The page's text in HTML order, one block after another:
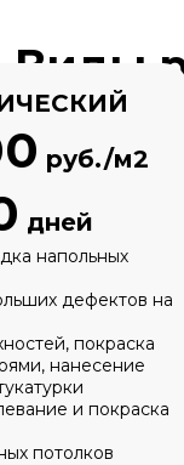
Виды
руб./м2
дней
напольных
дефектов на
покраска
нанесение
и покраска
потолков